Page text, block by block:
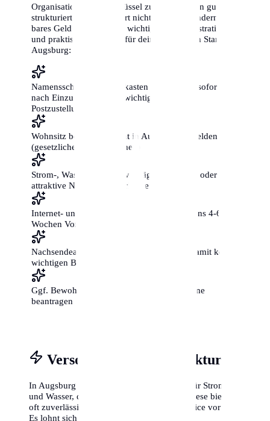
Organisation ist der Schlüssel zum Erfolg. Ein gut
strukturierter Umzug spart nicht nur Zeit, sondern auch
bares Geld. Hier sind die wichtigsten administrativen
und praktischen Schritte für deinen perfekten Start in
Augsburg:
Namensschilder an Briefkasten und Klingel sofort
nach Einzug anbringen (wichtig für die
Postzustellung!)
Wohnsitz beim Bürgeramt in Augsburg anmelden
(gesetzliche Frist: 2 Wochen)
Strom-, Wasser- und Gasverträge ummelden oder
attraktive Neukunden-Tarife vergleichen
Internet- und Telefonanschluss mit mindestens 4-6
Wochen Vorlauf beantragen
Nachsendeauftrag bei der Post einrichten, damit keine
wichtigen Briefe verloren gehen
Ggf. Bewohnerparkausweis für die neue Zone
beantragen
Versorgung & Infrastruktur
In Augsburg gibt es oft regionale Anbieter für Strom
und Wasser, die sogenannten Stadtwerke. Diese bieten
oft zuverlässige Tarife und einen guten Service vor Ort.
Es lohnt sich jedoch immer, die Preise mit